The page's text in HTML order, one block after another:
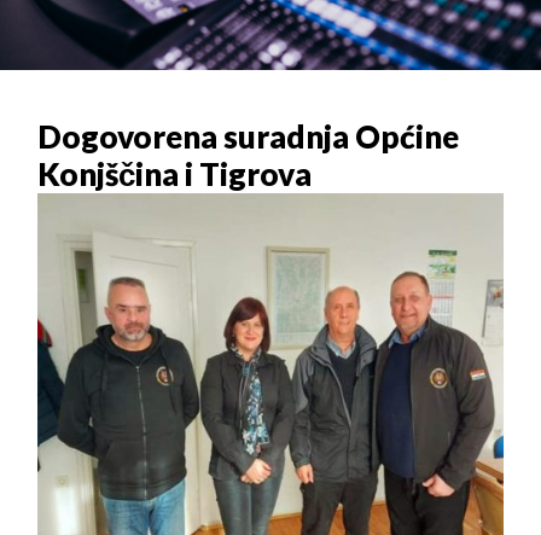
Dogovorena suradnja Općine
Konjščina i Tigrova